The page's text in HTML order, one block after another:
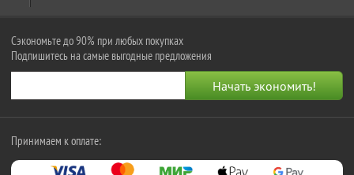
Сэкономьте до 90% при любых покупках
Подпишитесь на самые выгодные предложения
Принимаем к оплате: